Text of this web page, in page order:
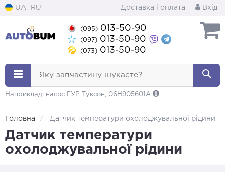
UA RU Доставка і оплата Вхід
(095) 013-50-90
(097) 013-50-90
(073) 013-50-90
Яку запчастину шукаєте?
Наприклад: насос ГУР Туксон, 06H905601A
Головна Датчик температури охолоджувальної рідини
Датчик температури
охолоджувальної рідини